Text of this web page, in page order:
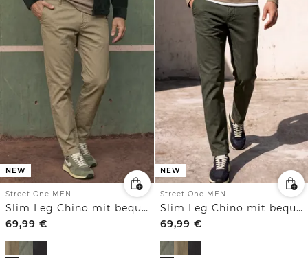
NEW
Street One MEN
Slim Leg Chino mit bequemem Flexbund
69,99 €
NEW
Street One MEN
Slim Leg Chino mit bequemem Flexbund
69,99 €